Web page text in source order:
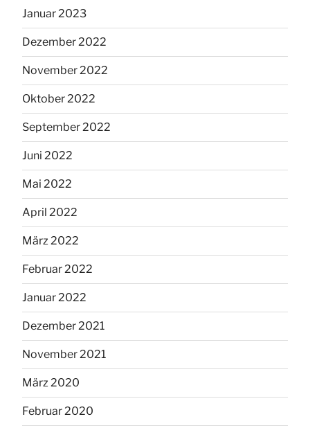
Januar 2023
Dezember 2022
November 2022
Oktober 2022
September 2022
Juni 2022
Mai 2022
April 2022
März 2022
Februar 2022
Januar 2022
Dezember 2021
November 2021
März 2020
Februar 2020